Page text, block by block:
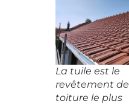
La tuile est le
revêtement de
toiture le plus